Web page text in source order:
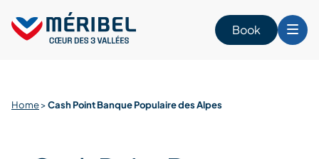
content
Book
Home>Cash Point Banque Populaire des Alpes